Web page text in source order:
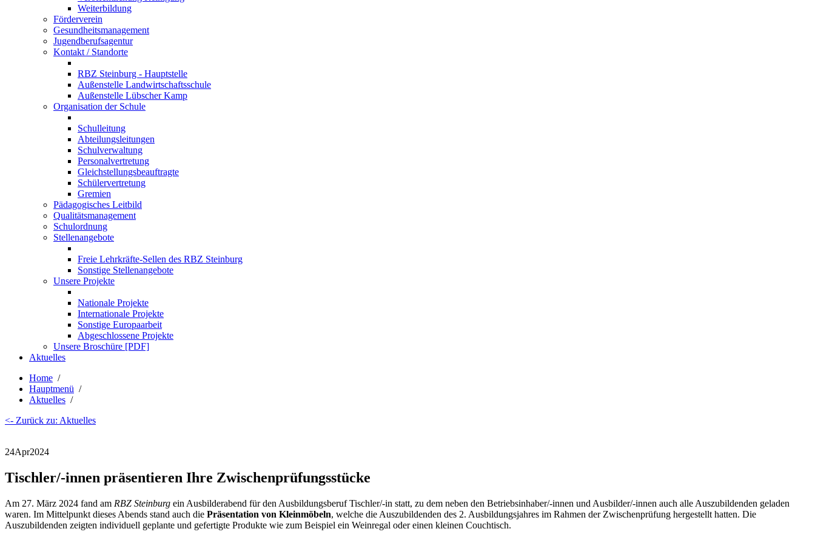
Weiterbildung
Förderverein
Gesundheitsmanagement
Jugendberufsagentur
Kontakt / Standorte
RBZ Steinburg - Hauptstelle
Außenstelle Landwirtschaftsschule
Außenstelle Lübscher Kamp
Organisation der Schule
Schulleitung
Abteilungsleitungen
Schulverwaltung
Personalvertretung
Gleichstellungsbeauftragte
Schülervertretung
Gremien
Pädagogisches Leitbild
Qualitätsmanagement
Schulordnung
Stellenangebote
Freie Lehrkräfte-Sellen des RBZ Steinburg
Sonstige Stellenangebote
Unsere Projekte
Nationale Projekte
Internationale Projekte
Sonstige Europaarbeit
Abgeschlossene Projekte
Unsere Broschüre [PDF]
Aktuelles
Home /
Hauptmenü /
Aktuelles /
<- Zurück zu: Aktuelles
24Apr2024
Tischler/-innen präsentieren Ihre Zwischenprüfungsstücke
Am 27. März 2024 fand am RBZ Steinburg ein Ausbilderabend für den Ausbildungsberuf Tischler/-in statt, zu dem neben den Betriebsinhaber/-innen und Ausbilder/-innen auch alle Auszubildenden geladen
waren. Im Mittelpunkt dieses Abends stand auch die Präsentation von Kleinmöbeln, welche die Auszubildenden des 2. Ausbildungsjahres im Rahmen der Zwischenprüfung hergestellt hatten. Die
Auszubildenden zeigten individuell geplante und gefertigte Produkte wie zum Beispiel ein Weinregal oder einen kleinen Couchtisch.